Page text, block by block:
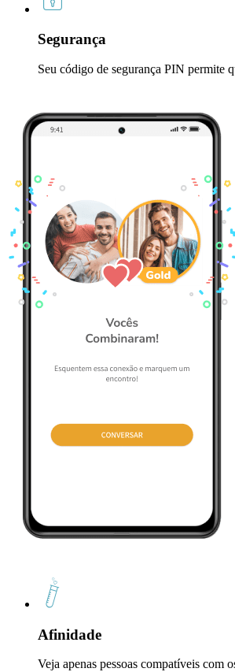
Segurança
Seu código de segurança PIN permite
Afinidade
Veja apenas pessoas compatíveis com